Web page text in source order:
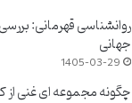
روانشناسی قهرمانی:
جهانی
1405-03-29
چگونه مجموعه ای غنی از